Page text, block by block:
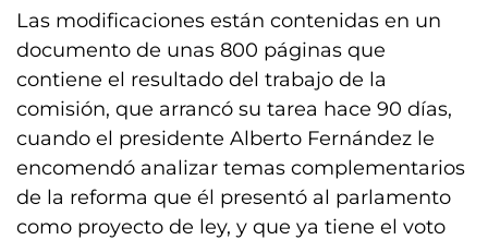
Las modificaciones están contenidas en un
documento de unas 800 páginas que
contiene el resultado del trabajo de la
comisión, que arrancó su tarea hace 90 días,
cuando el presidente Alberto Fernández le
encomendó analizar temas complementarios
de la reforma que él presentó al parlamento
como proyecto de ley, y que ya tiene el voto